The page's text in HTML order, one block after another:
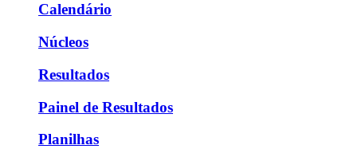
Calendário
Núcleos
Resultados
Painel de Resultados
Planilhas